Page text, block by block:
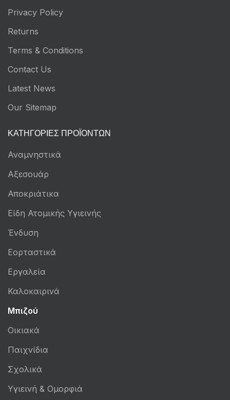
Privacy Policy
Returns
Terms & Conditions
Contact Us
Latest News
Our Sitemap
ΚΑΤΗΓΟΡΊΕΣ ΠΡΟΪΌΝΤΩΝ
Αναμνηστικά
Αξεσουάρ
Αποκριάτικα
Είδη Ατομικής Υγιεινής
Ένδυση
Εορταστικά
Εργαλεία
Καλοκαιρινά
Μπιζού
Οικιακά
Παιχνίδια
Σχολικά
Υγιεινή & Ομορφιά